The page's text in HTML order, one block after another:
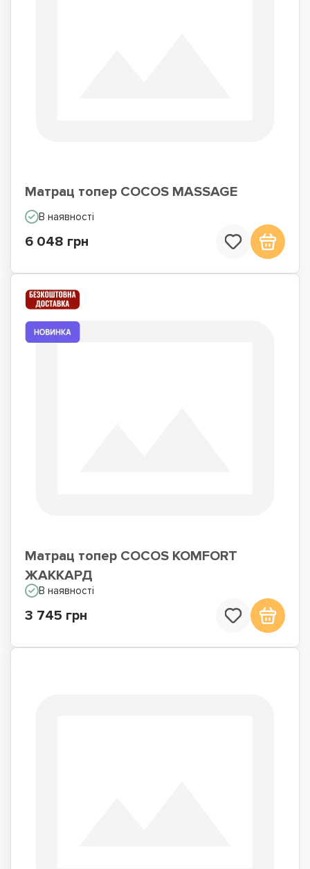
Матрац топер COCOS MASSAGE
В наявності
6 048 грн
Матрац топер COCOS KOMFORT
ЖАККАРД
В наявності
3 745 грн